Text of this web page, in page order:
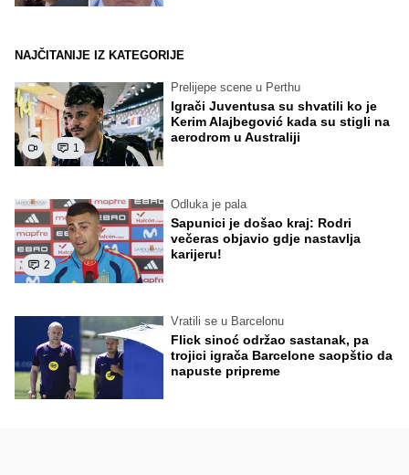
NAJČITANIJE IZ KATEGORIJE
1
Prelijepe scene u Perthu
Igrači Juventusa su shvatili ko je
Kerim Alajbegović kada su stigli na
aerodrom u Australiji
2
Odluka je pala
Sapunici je došao kraj: Rodri
večeras objavio gdje nastavlja
karijeru!
Vratili se u Barcelonu
Flick sinoć održao sastanak, pa
trojici igrača Barcelone saopštio da
napuste pripreme